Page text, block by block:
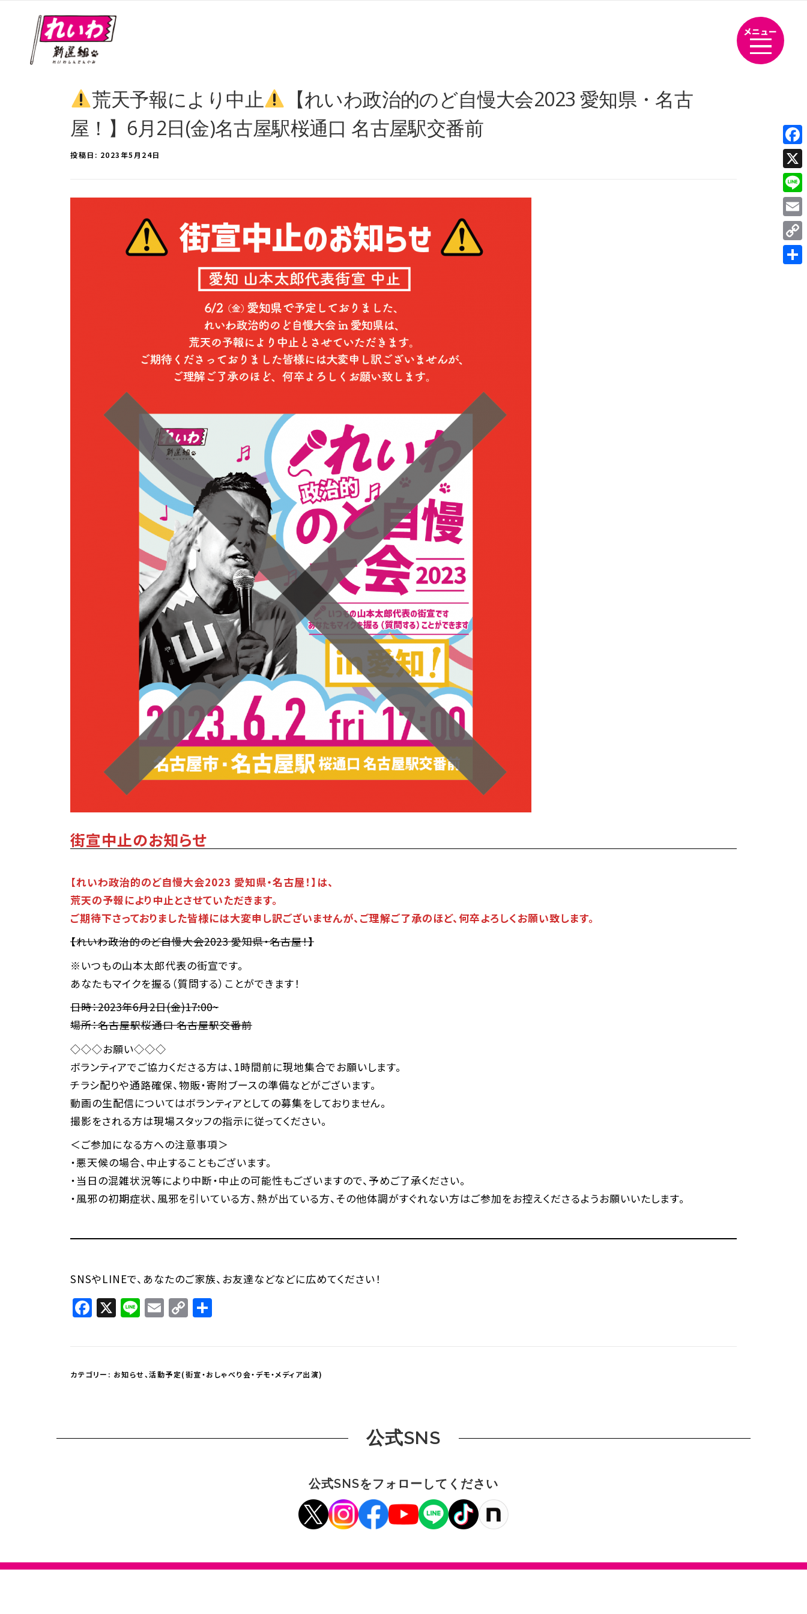
メニュー
荒天予報により中止
【れいわ政治的のど自慢大会2023 愛知県・名古
屋！】6月2日(金)名古屋駅桜通口 名古屋駅交番前
投稿日: 2023年5月24日
街宣中止のお知らせ
【れいわ政治的のど自慢大会2023 愛知県・名古屋！】は、
荒天の予報により中止とさせていただきます。
ご期待下さっておりました皆様には大変申し訳ございませんが、ご理解ご了承のほど、何卒よろしくお願い致します。
【れいわ政治的のど自慢大会2023 愛知県・名古屋！】
※いつもの山本太郎代表の街宣です。
あなたもマイクを握る（質問する）ことができます！
日時：2023年6月2日(金)17:00~
場所：名古屋駅桜通口 名古屋駅交番前
◇◇◇お願い◇◇◇
ボランティアでご協力くださる方は、1時間前に現地集合でお願いします。
チラシ配りや通路確保、物販・寄附ブースの準備などがございます。
動画の生配信についてはボランティアとしての募集をしておりません。
撮影をされる方は現場スタッフの指示に従ってください。
＜ご参加になる方への注意事項＞
・悪天候の場合、中止することもございます。
・当日の混雑状況等により中断・中止の可能性もございますので、予めご了承ください。
・風邪の初期症状、風邪を引いている方、熱が出ている方、その他体調がすぐれない方はご参加をお控えくださるようお願いいたします。
SNSやLINEで、あなたのご家族、お友達などなどに広めてください！
Facebook
X LineEmail
Copy
カテゴリー: お知らせ、活動予定(街宣・おしゃべり会・デモ・メディア出演)
公式SNS
公式SNSをフォローしてください
X
Line
Link